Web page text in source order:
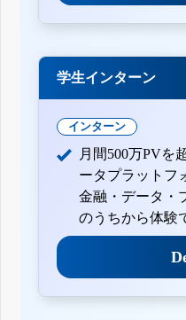
学生インターン
インターン
月間500万PVを
ータプラットフ
金融・データ・
のうちから体験